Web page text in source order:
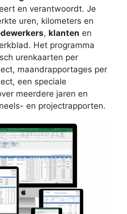
en verantwoordt. Je
uren, kilometers en
, klanten en
Het programma
urenkaarten per
maandrapportages per
een speciale
meerdere jaren en
en projectrapporten.